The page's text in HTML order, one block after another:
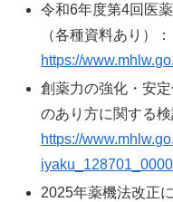
令和6年度第4回医
（各種資料あり）：
https://
創薬力の強化・安
のあり方に関する検
https://
2025年薬機法改正